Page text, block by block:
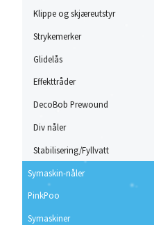
Klippe og skjæreutstyr
Strykemerker
Glidelås
Effekttråder
DecoBob Prewound
Div nåler
Stabilisering/Fyllvatt
Symaskin-nåler
PinkPoo
Symaskiner